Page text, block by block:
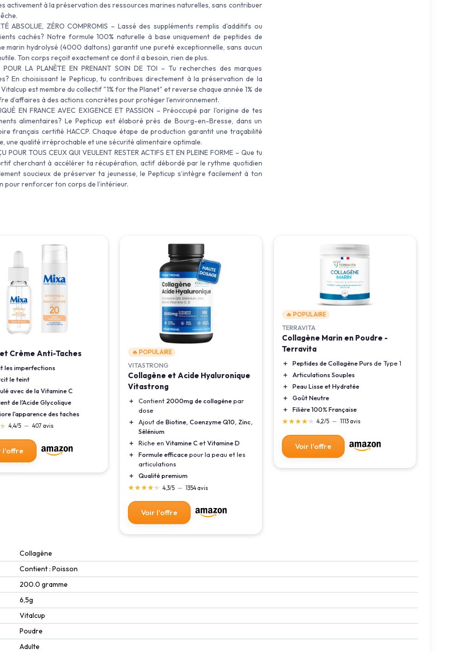
activement à la préservation des ressources marines naturelles, sans contribuer
ABSOLUE, ZÉRO COMPROMIS – Lassé des suppléments remplis d'additifs ou
cachés? Notre formule 100% naturelle à base uniquement de peptides de
marin hydrolysé (4000 daltons) garantit une pureté exceptionnelle, sans aucun
Ton corps reçoit exactement ce dont il a besoin, rien de plus.
POUR LA PLANÈTE EN PRENANT SOIN DE TOI – Tu recherches des marques
En choisissant le Pepticup, tu contribues directement à la préservation de la
est membre du collectif "1% for the Planet" et reverse chaque année 1% de
d’affaires à des actions concrètes pour protéger l’environnement.
EN FRANCE AVEC EXIGENCE ET PASSION – Préoccupé par l'origine de tes
alimentaires? Le Pepticup est élaboré près de Bourg-en-Bresse, dans un
français certifié HACCP. Chaque étape de production garantit une traçabilité
une qualité irréprochable et une sécurité alimentaire optimale.
POUR TOUS CEUX QUI VEULENT RESTER ACTIFS ET EN PLEINE FORME – Que tu
cherchant à accélérer ta récupération, actif débordé par le rythme quotidien
soucieux de préserver ta jeunesse, le Pepticup s’intègre facilement à ton
pour renforcer ton corps de l’intérieur.
Crème Anti-Taches
les imperfections
le teint
avec de la Vitamine C
de l'Acide Glycolique
l'apparence des taches
4,4/5 — 407 avis
l'offre
🔥 POPULAIRE
VITASTRONG
Collagène et Acide Hyaluronique
Vitastrong
＋ Contient 2000mg de collagènepar
dose
＋
Ajout de Biotine, Coenzyme Q10, Zinc,
Sélénium
＋
Riche en Vitamine CetVitamine D
＋
Formule efficacepour la peau et les
articulations
＋
Qualité premium
★★★★★
★★★★★ 4,3/5 — 1354 avis
Voir l'offre
🔥 POPULAIRE
TERRAVITA
Collagène Marin en Poudre -
Terravita
＋ Peptides de Collagène Pursde Type 1
＋
Articulations Souples
＋
Peau Lisse et Hydratée
＋
Goût Neutre
＋
Filière 100% Française
★★★★★
★★★★★ 4,2/5 — 1113 avis
Voir l'offre
‎Collagène
‎Contient : Poisson
‎200.0 gramme
‎6,5g
‎Vitalcup
‎Poudre
‎Adulte